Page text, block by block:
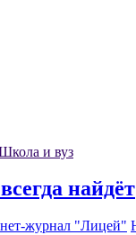
и вуз
найдёт
журнал "Лицей"